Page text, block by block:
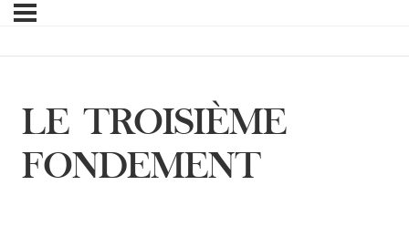
LE TROISIÈME
FONDEMENT